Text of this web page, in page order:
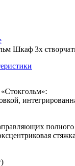
Шкаф 3х
стяжка